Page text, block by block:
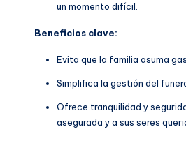
un momento difícil.
Beneficios clave:
Evita que la familia asuma
Simplifica la gestión del
Ofrece tranquilidad y
asegurada y a sus seres